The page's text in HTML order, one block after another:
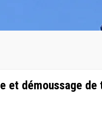
et démoussage de